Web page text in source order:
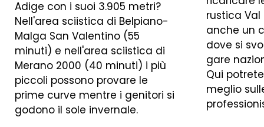
Adige con i suoi 3.905 metri?
Nell'area sciistica di Belpiano-
Malga San Valentino (55
minuti) e nell'area sciistica di
Merano 2000 (40 minuti) i più
piccoli possono provare le
prime curve mentre i genitori si
godono il sole invernale.
rustica
anche un
dove si
gare
Qui
meglio